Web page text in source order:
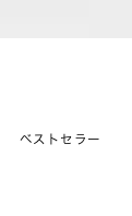
ベストセラー